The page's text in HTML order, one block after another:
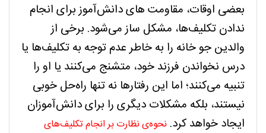
بعضی اوقات، مقاومت های دانش‌آموز برای انجام
ندادن تکلیف‌ها، مشکل ساز می‌شود. برخی از
والدین جو خانه را به خاطر عدم توجه به تکلیف‌ها یا
درس نخواندن فرزند خود، متشنج می‌کنند یا او را
تنبیه می‌کنند؛ اما این‌ رفتار‌ها نه تنها راه‌حل خوبی
نیستند، بلکه مشکلات دیگری را برای دانش‌آموزان
ایجاد خواهد کرد. نحوه‌ی نظارت بر انجام تکلیف‌های